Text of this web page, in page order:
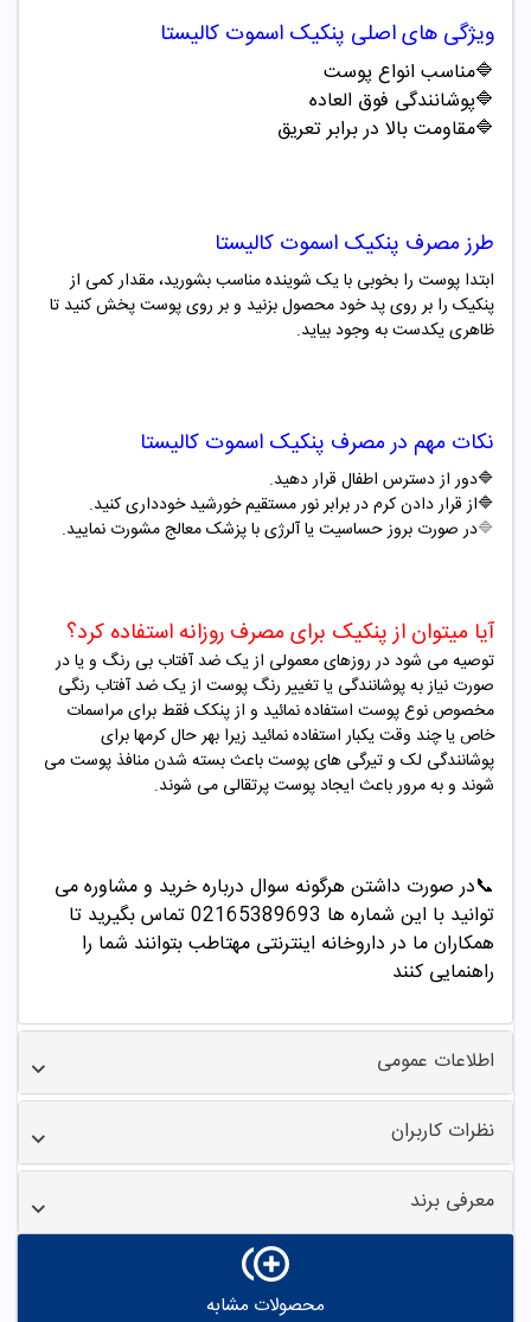
ویژگی های اصلی پنکیک اسموت کالیستا
🔷مناسب انواع پوست
🔷پوشانندگی فوق العاده
🔷مقاومت بالا در برابر تعریق
طرز مصرف پنکیک اسموت کالیستا
ابتدا پوست را بخوبی با یک شوینده مناسب بشورید، مقدار کمی از
پنکیک را بر روی پد خود محصول بزنید و بر روی پوست پخش کنید تا
ظاهری یکدست به وجود بیاید.
نکات مهم در مصرف پنکیک اسموت کالیستا
🔷دور از دسترس اطفال قرار دهید.
🔷از قرار دادن کرم در برابر نور مستقیم خورشید خودداری کنید.
🔷در صورت بروز حساسیت یا آلرژی با پزشک معالج مشورت نمایید.
آیا میتوان از پنکیک برای مصرف روزانه استفاده کرد؟
توصیه می شود در روزهای معمولی از یک ضد آفتاب بی رنگ و یا در
صورت نیاز به پوشانندگی یا تغییر رنگ پوست از یک ضد آفتاب رنگی
مخصوص نوع پوست استفاده نمائید و از پنکک فقط برای مراسمات
خاص یا چند وقت یکبار استفاده نمائید زیرا بهر حال کرمها برای
پوشانندگی لک و تیرگی های پوست باعث بسته شدن منافذ پوست می
شوند و به مرور باعث ایجاد پوست پرتقالی می شوند.
📞در صورت داشتن هرگونه سوال درباره خرید و مشاوره می
توانید با این شماره ها 02165389693
تماس بگیرید تا
همکاران ما در داروخانه اینترنتی مهتاطب بتوانند شما را
راهنمایی کنند
اطلاعات عمومی
نظرات کاربران
معرفی برند
محصولات مشابه